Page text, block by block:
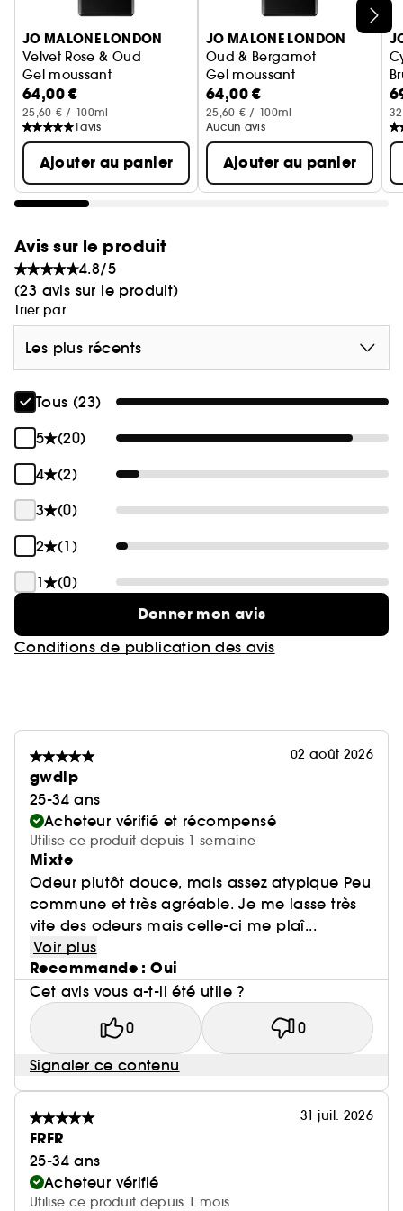
Ignorer le carrousel produits
JO MALONE LONDON
Velvet Rose & Oud
Gel moussant
64,00 €
25,60 € / 100ml
1avis
Ajouter au panier
JO MALONE LONDON
Oud & Bergamot
Gel moussant
64,00 €
25,60 € / 100ml
Aucun avis
Ajouter au panier
Avis sur le produit
4.8/5
(23 avis sur le produit)
Trier par
Les plus récents
Tous (23)
5
(20)
4
(2)
3
(0)
2
(1)
1
(0)
Donner mon avis
Conditions de publication des avis
02 août 2026
gwdlp
25-34 ans
Acheteur vérifié et récompensé
Utilise ce produit depuis 1 semaine
Mixte
Odeur plutôt douce, mais assez atypique Peu
commune et très agréable. Je me lasse très
vite des odeurs mais celle-ci me plaî...
Voir plus
Recommande : Oui
Cet avis vous a-t-il été utile ?
0 0
Signaler ce contenu
31 juil. 2026
FRFR
25-34 ans
Acheteur vérifié
Utilise ce produit depuis 1 mois